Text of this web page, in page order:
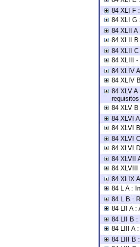
84 XLI F
84 XLI G
84 XLII A
84 XLII B
84 XLII C
84 XLIII -
84 XLIV
84 XLIV
84 XLV
84 XLV
84 XLVI
84 XLVI
84 XLVI
84 XLVI
84 XLVII
84 XLVIII
84 XLIX
84 L A :
84 L B :
84 LII A :
84 LII B :
84 LIII A
84 LIII B